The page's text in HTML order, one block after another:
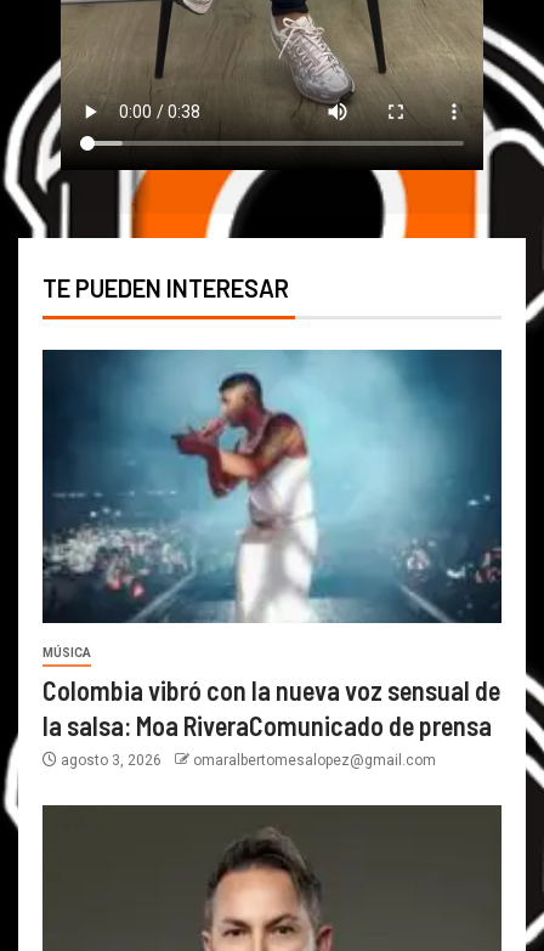
TE PUEDEN INTERESAR
MÚSICA
Colombia vibró con la nueva voz sensual de
la salsa: Moa RiveraComunicado de prensa
agosto 3, 2026 omaralbertomesalopez@gmail.com